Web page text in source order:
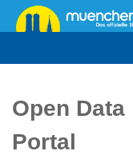
Überspringen
zum
Open Data
Portal